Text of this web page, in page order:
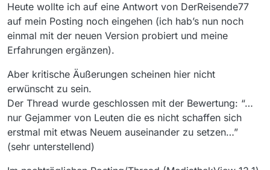
Heute wollte ich auf eine Antwort von DerReisende77
auf mein Posting noch eingehen (ich hab’s nun noch
einmal mit der neuen Version probiert und meine
Erfahrungen ergänzen).
Aber kritische Äußerungen scheinen hier nicht
erwünscht zu sein.
Der Thread wurde geschlossen mit der Bewertung: “…
nur Gejammer von Leuten die es nicht schaffen sich
erstmal mit etwas Neuem auseinander zu setzen…”
(sehr unterstellend)